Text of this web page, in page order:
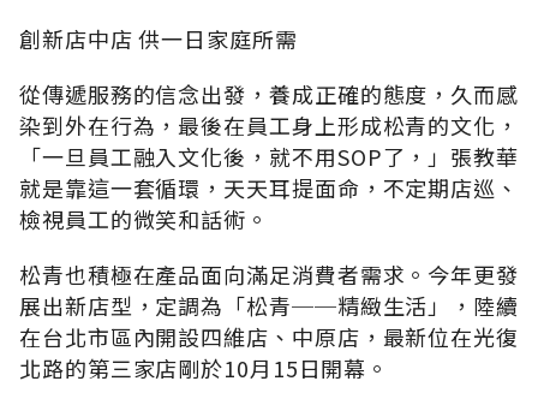
創新店中店 供一日家庭所需
從傳遞服務的信念出發，養成正確的態度，久而感
染到外在行為，最後在員工身上形成松青的文化，
「一旦員工融入文化後，就不用SOP了，」張教華
就是靠這一套循環，天天耳提面命，不定期店巡、
檢視員工的微笑和話術。
松青也積極在產品面向滿足消費者需求。今年更發
展出新店型，定調為「松青──精緻生活」，陸續
在台北市區內開設四維店、中原店，最新位在光復
北路的第三家店剛於10月15日開幕。